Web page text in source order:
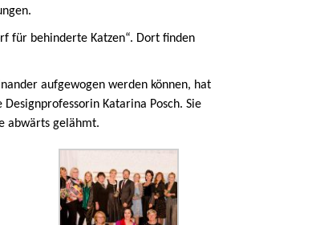
für behinderte Katzen“. Dort finden
aufgewogen werden können, hat
Katarina Posch. Sie
abwärts gelähmt.